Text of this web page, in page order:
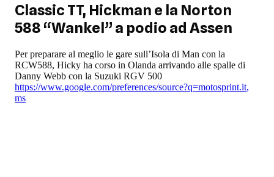
Classic TT, Hickman e la Norton
588 “Wankel” a podio ad Assen
Per preparare al meglio le gare sull’Isola di Man con la
RCW588, Hicky ha corso in Olanda arrivando alle spalle di
Danny Webb con la Suzuki RGV 500
https://www.google.com/preferences/source?q=motosprint.it,
ms